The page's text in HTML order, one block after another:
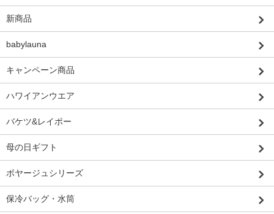
新商品
babylauna
キャンペーン商品
ハワイアンウエア
バケツ&レイポー
母の日ギフト
ボヤージュシリーズ
保冷バッグ・水筒